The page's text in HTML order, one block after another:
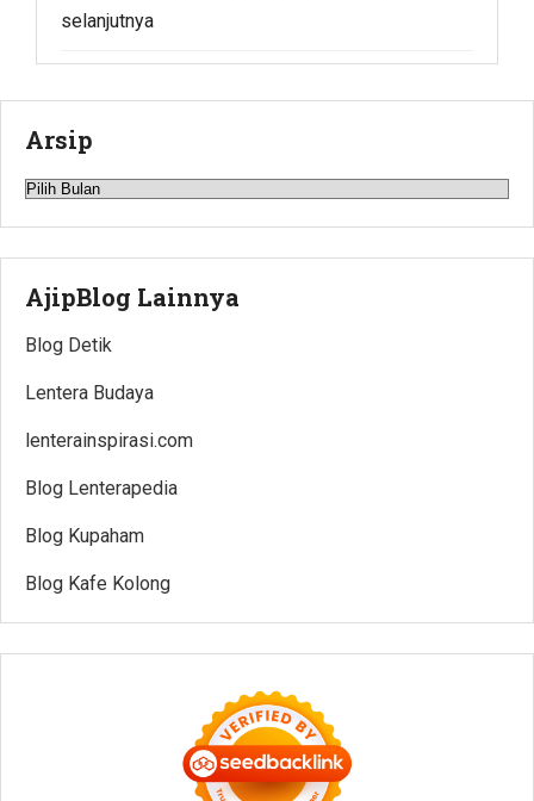
selanjutnya
Arsip
Arsip
AjipBlog Lainnya
Blog Detik
Lentera Budaya
lenterainspirasi.com
Blog Lenterapedia
Blog Kupaham
Blog Kafe Kolong